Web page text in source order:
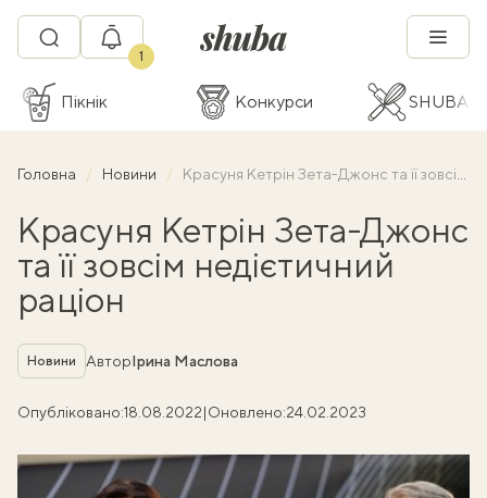
1
Пікнік Конкурси SHUBA
Головна Новини Красуня Кетрін Зета-Джонс та її зовсім недієтичний раціон
Красуня Кетрін Зета-Джонс
та її зовсім недієтичний
раціон
Рубрика
Новини АвторІрина Маслова
Опубліковано:18.08.2022|Оновлено:24.02.2023